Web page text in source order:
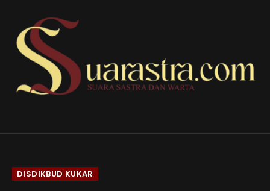
DISDIKBUD KUKAR